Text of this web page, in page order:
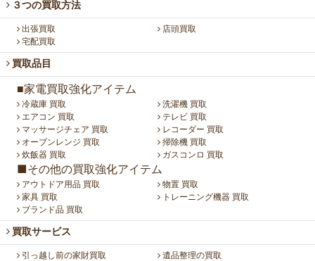
３つの買取方法
出張買取
店頭買取
宅配買取
買取品目
■家電買取強化アイテム
冷蔵庫 買取
洗濯機 買取
エアコン 買取
テレビ 買取
マッサージチェア 買取
レコーダー 買取
オーブンレンジ 買取
掃除機 買取
炊飯器 買取
ガスコンロ 買取
■その他の買取強化アイテム
アウトドア用品 買取
物置 買取
家具 買取
トレーニング機器 買取
ブランド品 買取
買取サービス
引っ越し前の家財買取 遺品整理の買取